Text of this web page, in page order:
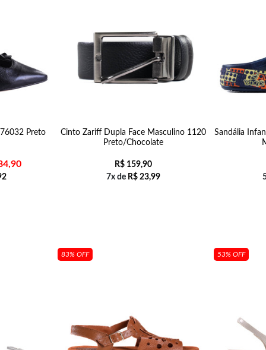
Preto
Cinto Zariff Dupla Face Masculino 1120
Preto/Chocolate
R$ 159,90
7x de R$ 23,99
Sandália
83% OFF 53% OFF